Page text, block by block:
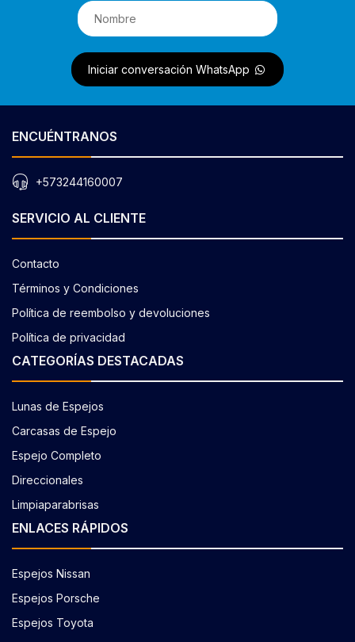
Iniciar conversación WhatsApp
ENCUÉNTRANOS
+573244160007
SERVICIO AL CLIENTE
Contacto
Términos y Condiciones
Política de reembolso y devoluciones
Política de privacidad
CATEGORÍAS DESTACADAS
Lunas de Espejos
Carcasas de Espejo
Espejo Completo
Direccionales
Limpiaparabrisas
ENLACES RÁPIDOS
Espejos Nissan
Espejos Porsche
Espejos Toyota